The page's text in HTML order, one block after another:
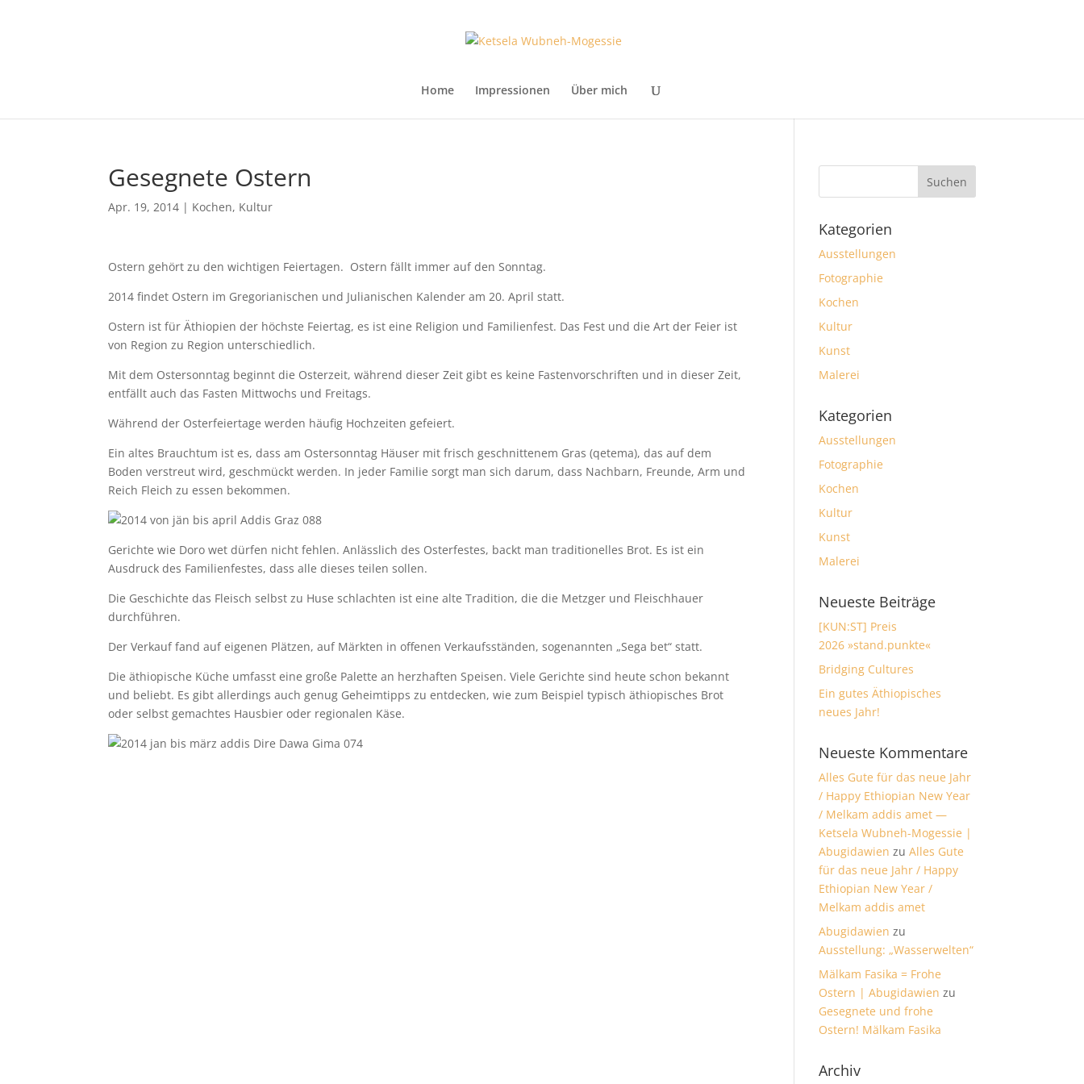
Home Impressionen Über mich
Gesegnete Ostern
Apr. 19, 2014 | Kochen, Kultur
Ostern gehört zu den wichtigen Feiertagen. Ostern fällt immer auf den Sonntag.
2014 findet Ostern im Gregorianischen und Julianischen Kalender am 20. April statt.
Ostern ist für Äthiopien der höchste Feiertag, es ist eine Religion und Familienfest. Das Fest und die Art der Feier ist
von Region zu Region unterschiedlich.
Mit dem Ostersonntag beginnt die Osterzeit, während dieser Zeit gibt es keine Fastenvorschriften und in dieser Zeit,
entfällt auch das Fasten Mittwochs und Freitags.
Während der Osterfeiertage werden häufig Hochzeiten gefeiert.
Ein altes Brauchtum ist es, dass am Ostersonntag Häuser mit frisch geschnittenem Gras (qetema), das auf dem
Boden verstreut wird, geschmückt werden. In jeder Familie sorgt man sich darum, dass Nachbarn, Freunde, Arm und
Reich Fleich zu essen bekommen.
Gerichte wie Doro wet dürfen nicht fehlen. Anlässlich des Osterfestes, backt man traditionelles Brot. Es ist ein
Ausdruck des Familienfestes, dass alle dieses teilen sollen.
Die Geschichte das Fleisch selbst zu Huse schlachten ist eine alte Tradition, die die Metzger und Fleischhauer
durchführen.
Der Verkauf fand auf eigenen Plätzen, auf Märkten in offenen Verkaufsständen, sogenannten „Sega bet“ statt.
Die äthiopische Küche umfasst eine große Palette an herzhaften Speisen. Viele Gerichte sind heute schon bekannt
und beliebt. Es gibt allerdings auch genug Geheimtipps zu entdecken, wie zum Beispiel typisch äthiopisches Brot
oder selbst gemachtes Hausbier oder regionalen Käse.
Kategorien
Ausstellungen
Fotographie
Kochen
Kultur
Kunst
Malerei
Kategorien
Ausstellungen
Fotographie
Kochen
Kultur
Kunst
Malerei
Neueste Beiträge
[KUN:ST] Preis
2026 »stand.punkte«
Bridging Cultures
Ein gutes Äthiopisches
neues Jahr!
Neueste Kommentare
Alles Gute für das neue Jahr
/ Happy Ethiopian New Year
/ Melkam addis amet —
Ketsela Wubneh-Mogessie |
Abugidawien zuAlles Gute
für das neue Jahr / Happy
Ethiopian New Year /
Melkam addis amet
Abugidawien zu
Ausstellung: „Wasserwelten“
Mälkam Fasika = Frohe
Ostern | Abugidawien zu
Gesegnete und frohe
Ostern! Mälkam Fasika
Archiv